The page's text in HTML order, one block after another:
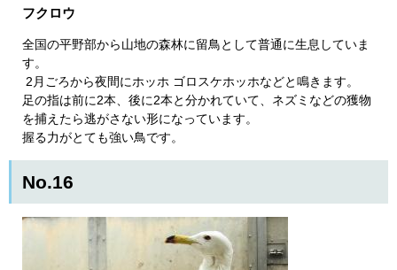
フクロウ
全国の平野部から山地の森林に留鳥として普通に生息していま
す。
2月ごろから夜間にホッホ ゴロスケホッホなどと鳴きます。
足の指は前に2本、後に2本と分かれていて、ネズミなどの獲物
を捕えたら逃がさない形になっています。
握る力がとても強い鳥です。 ​
No.16